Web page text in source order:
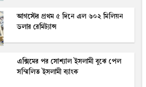
আগস্টের প্রথম ৫ দিনে এল ৬০২ মিলিয়ন
ডলার রেমিট্যান্স
এক্সিমের পর সোশ্যাল ইসলামী বুঝে পেল
সম্মিলিত ইসলামী ব্যাংক